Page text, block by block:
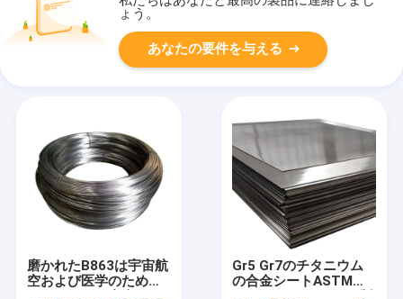
ょう。
あなたの要件を与える
磨かれたB863は宇宙航
空および医学のための
Gr5 Gr7のチタニウム
の合金シートASTM